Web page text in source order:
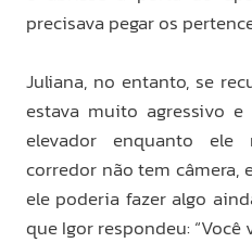
precisava pegar os
Juliana, no entanto, se
estava muito agressivo
elevador enquanto ele
corredor não tem câmera,
ele poderia fazer algo
que Igor respondeu: “Você